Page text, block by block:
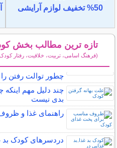
50% تخفیف لوازم آرایشی
تازه ترین مطالب بخش
(فرهنگ اسامی، تربیت، خلاقیت، رفتار
چطور توالت رفتن
چند دلیل مهم اینکه
بدی نیست
راهنمای غذا و
دردسرهای کودک بد